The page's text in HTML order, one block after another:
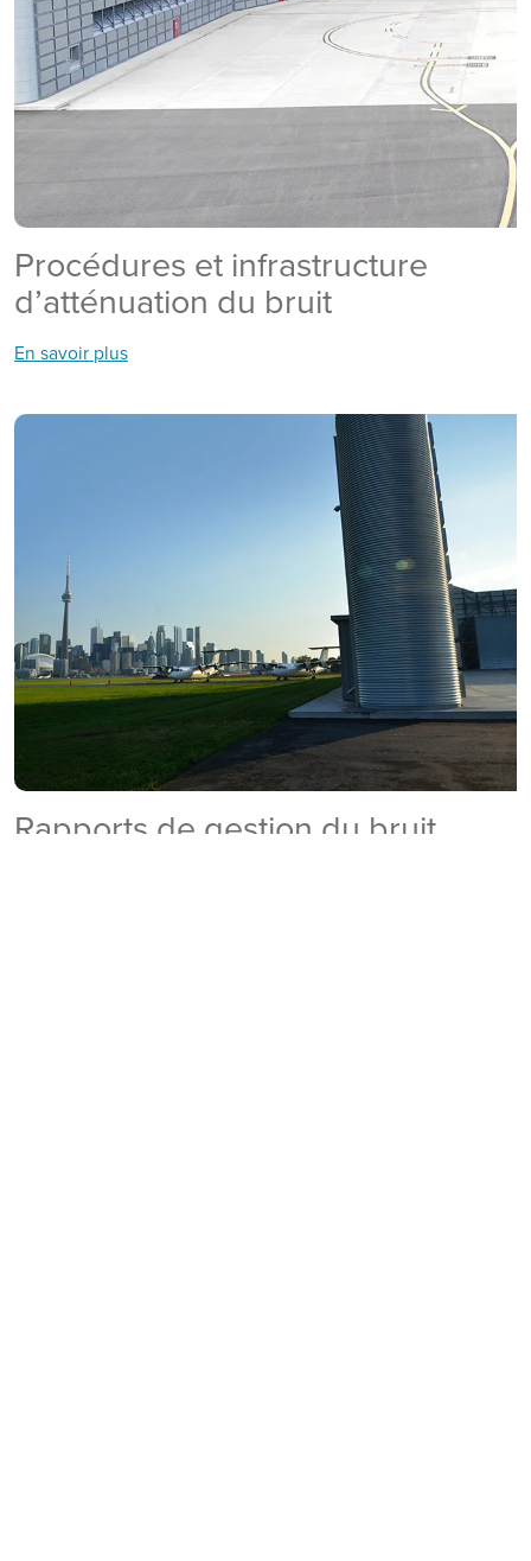
Procédures et infrastructure
d’atténuation du bruit
En savoir plus
Rapports de gestion du bruit